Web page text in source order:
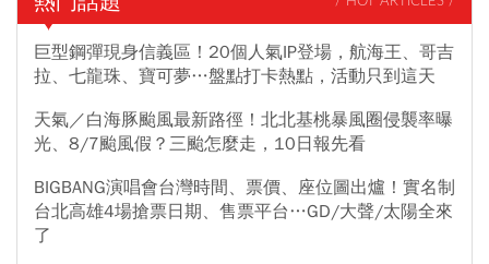
巨型鋼彈現身信義區！20個人氣IP登場，航海王、哥吉
拉、七龍珠、寶可夢…盤點打卡熱點，活動只到這天
天氣／白海豚颱風最新路徑！北北基桃暴風圈侵襲率曝
光、8/7颱風假？三颱怎麼走，10日報先看
BIGBANG演唱會台灣時間、票價、座位圖出爐！實名制
台北高雄4場搶票日期、售票平台…GD/大聲/太陽全來
了